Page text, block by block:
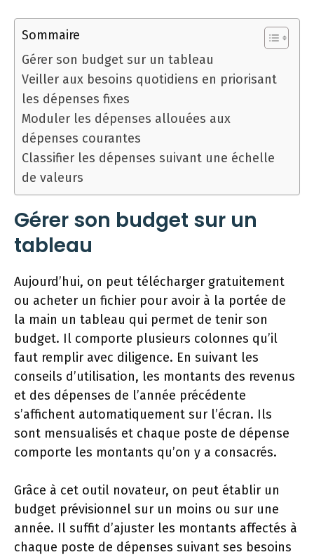
Sommaire
Gérer son budget sur un tableau
Veiller aux besoins quotidiens en priorisant
les dépenses fixes
Moduler les dépenses allouées aux
dépenses courantes
Classifier les dépenses suivant une échelle
de valeurs
Gérer son budget sur un
tableau
Aujourd’hui, on peut télécharger gratuitement
ou acheter un fichier pour avoir à la portée de
la main un tableau qui permet de tenir son
budget. Il comporte plusieurs colonnes qu’il
faut remplir avec diligence. En suivant les
conseils d’utilisation, les montants des revenus
et des dépenses de l’année précédente
s’affichent automatiquement sur l’écran. Ils
sont mensualisés et chaque poste de dépense
comporte les montants qu’on y a consacrés.
Grâce à cet outil novateur, on peut établir un
budget prévisionnel sur un moins ou sur une
année. Il suffit d’ajuster les montants affectés à
chaque poste de dépenses suivant ses besoins